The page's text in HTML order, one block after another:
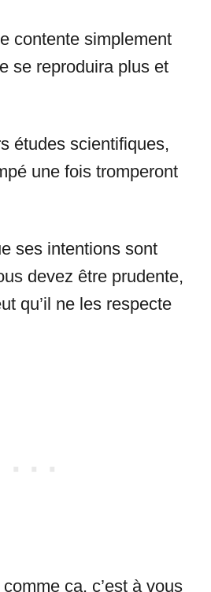
contente simplement
se reproduira plus et
études scientifiques,
une fois tromperont
ses intentions sont
devez être prudente,
qu’il ne les respecte
ça, c’est à vous